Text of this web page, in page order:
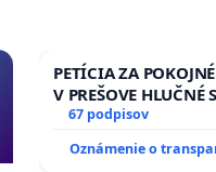
PETÍCIA ZA
V PREŠOVE HLUČNÉ
V SOBOTU LEN OD
8.00 – 18.00 HOD. A
67 podpisov
Oznámenie o